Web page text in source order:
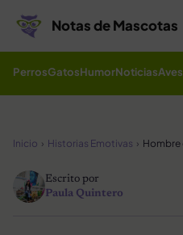
Notas de Mascotas
PerrosGatosHumorNoticiasAves
Inicio Historias Emotivas
Escrito por
Paula Quintero